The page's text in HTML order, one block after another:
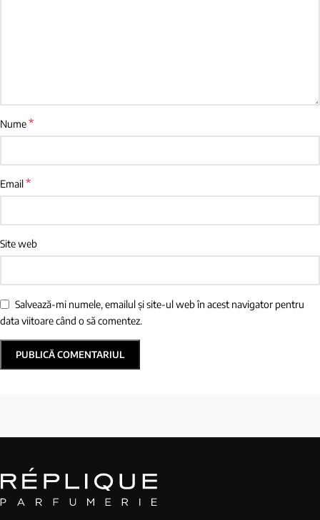
Nume*
Email*
Site web
Salvează-mi numele, emailul și site-ul web în acest navigator pentru
data viitoare când o să comentez.